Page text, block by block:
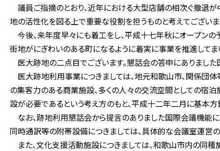
議員ご指摘のとおり、近年における大型店舗の相次ぐ撤退
地の活性化を図る上で重要な役割を担うものと考えてございま
今後、来年度早々にも着工をし、平成十七年秋にオープンの
街地がにぎわいのある町になるように着実に事業を推進してま
医大跡地の二点目でございます。懇話会の答申にありました
医大跡地利用事業につきましては、地元和歌山市、関係団
の集客力のある商業施設、多くの人々の交流空間としての宿
設が必要であるという考え方のもと、平成十二年二月に基本方
なお、跡地利用懇話会から提言のありました国際会議機能
同時通訳等の附帯設備につきましては、具体的な会議室運営
また、文化支援活動施設につきましては、和歌山市内の同種